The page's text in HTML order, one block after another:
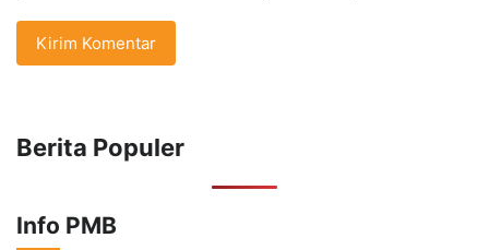
Berita Populer
Info PMB